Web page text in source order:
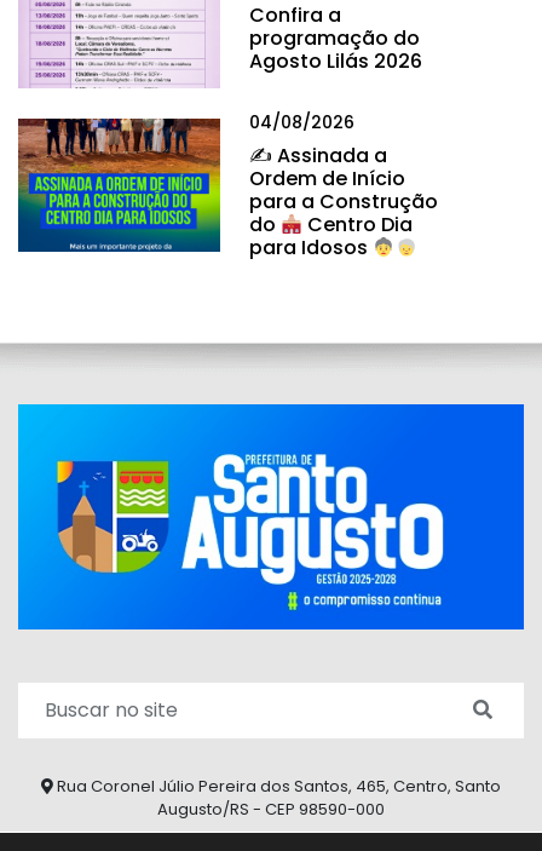
Confira a
programação do
Agosto Lilás 2026
04/08/2026
✍ Assinada a
Ordem de Início
para a Construção
do
Centro Dia
para Idosos
Rua Coronel Júlio Pereira dos Santos, 465, Centro, Santo
Augusto/RS - CEP 98590-000